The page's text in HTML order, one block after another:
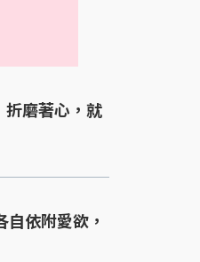
磨著心，就
依附愛欲，